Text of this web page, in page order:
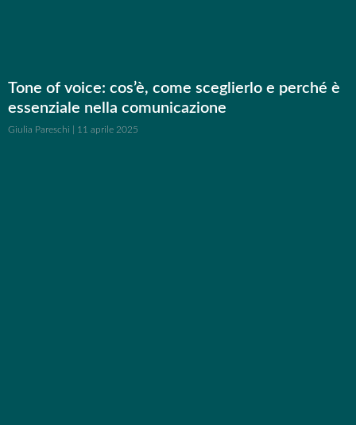
Tone of voice: cos’è, come sceglierlo e perché è
essenziale nella comunicazione
Giulia Pareschi 11 aprile 2025